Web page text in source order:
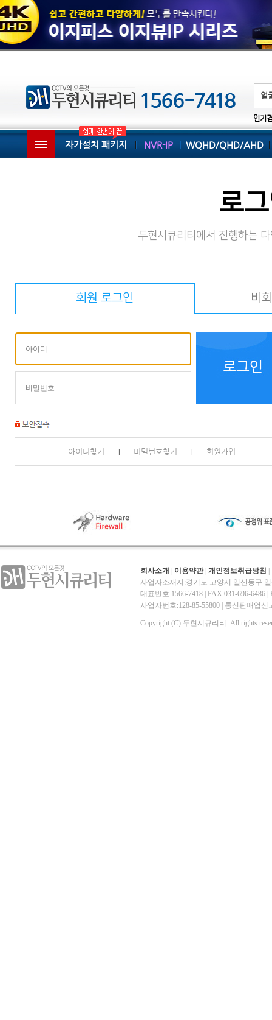
인기
자가설치 패키지 NVR-IP WQHD/QHD/AHD
로
두현시큐리티에서 진행하는
회원 로그인 비
아이디찾기 비밀번호찾기 회원가입
회사소개 이용약관| 개인정보취급방침
사업자소재지:경기도 고양시 일산동구
대표번호:1566-7418 | FAX:031-696-6486 |
사업자번호:128-85-55800 | 통신판매업
Copyright (C) 두현시큐리티. All rights